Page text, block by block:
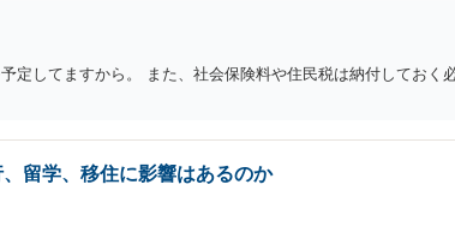
定してますから。 また、社会保険料や住民税は納付しておく
留学、移住に影響はあるのか